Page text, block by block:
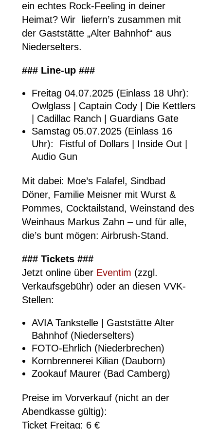
ein echtes Rock-Feeling in deiner
Heimat? Wir liefern’s zusammen mit
der Gaststätte „Alter Bahnhof“ aus
Niederselters.
### Line-up ###
Freitag 04.07.2025 (Einlass 18 Uhr):
Owlglass | Captain Cody | Die Kettlers
| Cadillac Ranch | Guardians Gate
Samstag 05.07.2025 (Einlass 16
Uhr): Fistful of Dollars | Inside Out |
Audio Gun
Mit dabei: Moe’s Falafel, Sindbad
Döner, Familie Meisner mit Wurst &
Pommes, Cocktailstand, Weinstand des
Weinhaus Markus Zahn – und für alle,
die’s bunt mögen: Airbrush-Stand.
### Tickets ###
Jetzt online über Eventim (zzgl.
Verkaufsgebühr) oder an diesen VVK-
Stellen:
AVIA Tankstelle | Gaststätte Alter
Bahnhof (Niederselters)
FOTO-Ehrlich (Niederbrechen)
Kornbrennerei Kilian (Dauborn)
Zookauf Maurer (Bad Camberg)
Preise im Vorverkauf (nicht an der
Abendkasse gültig):
Ticket Freitag: 6 €